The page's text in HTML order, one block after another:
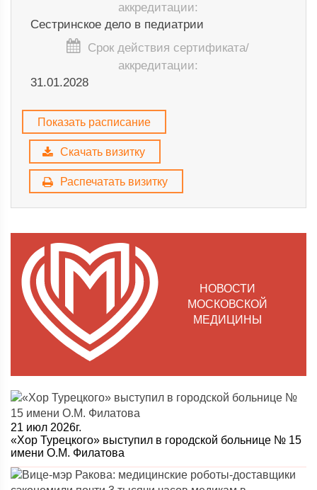
аккредитации:
Сестринское дело в педиатрии
Срок действия сертификата/
аккредитации:
31.01.2028
Показать расписание
Скачать визитку
Распечатать визитку
НОВОСТИ
МОСКОВСКОЙ
МЕДИЦИНЫ
21 июл 2026г.
«Хор Турецкого» выступил в городской больнице № 15
имени О.М. Филатова